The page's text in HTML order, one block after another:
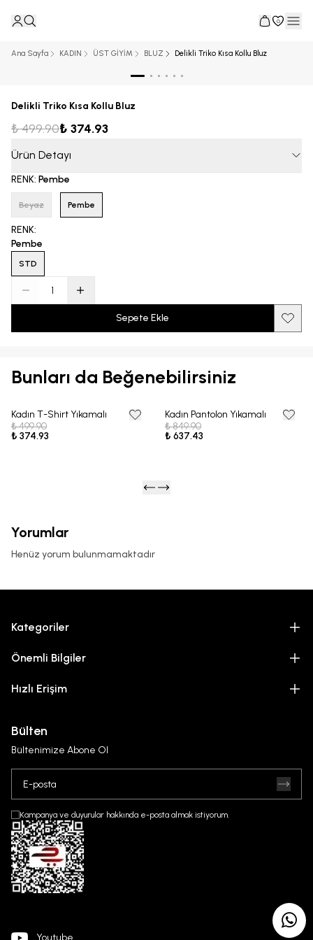
0
Ana Sayfa KADIN ÜST GİYİM BLUZ Delikli Triko Kısa Kollu Bluz
Delikli Triko Kısa Kollu Bluz
₺ 499.90₺ 374.93
Ürün Detayı
RENK: Pembe
Beyaz Pembe
RENK:
Pembe
STD
Sepete Ekle
Bunları da Beğenebilirsiniz
25% OFF
Kadın T-Shirt Yıkamalı
₺ 499.90
₺ 374.93
25% OFF
Kadın Pantolon Yıkamalı
₺ 849.90
₺ 637.43
Yorumlar
Henüz yorum bulunmamaktadır
Kategoriler
Önemli Bilgiler
Hızlı Erişim
Bülten
Bültenimize Abone Ol
Kampanya ve duyurular hakkında e-posta almak istiyorum.
Youtube